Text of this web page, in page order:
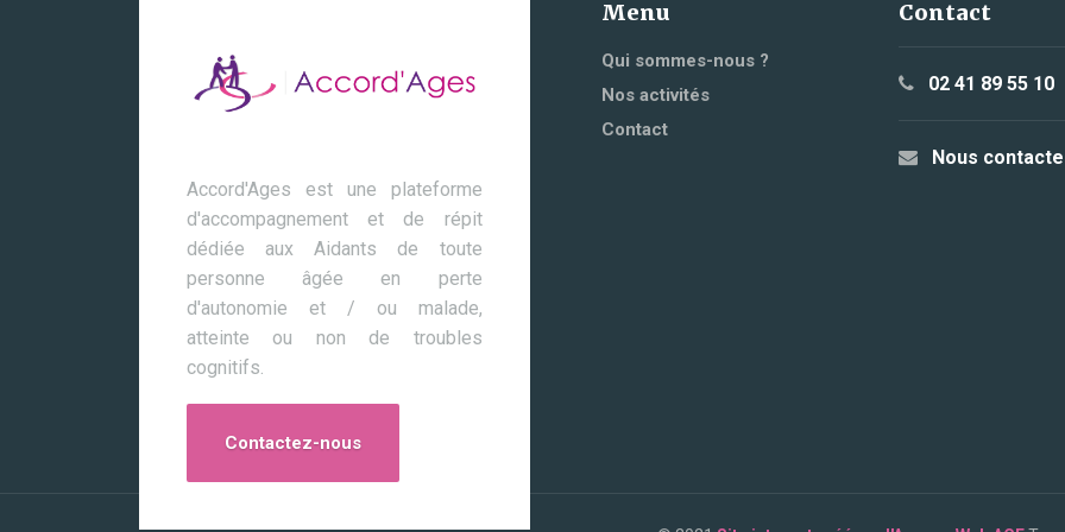
Accord'Ages est une plateforme
d'accompagnement et de répit
dédiée aux Aidants de toute
personne âgée en perte
d'autonomie et / ou malade,
atteinte ou non de troubles
cognitifs.
Contactez-nous
Menu
Qui sommes-nous ?
Nos activités
Contact
Contact
02 41 89 55 10
Nous